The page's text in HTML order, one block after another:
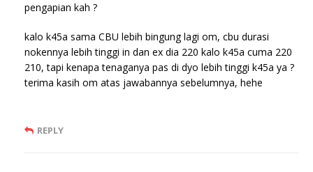
pengapian kah ?
kalo k45a sama CBU lebih bingung lagi om, cbu durasi
nokennya lebih tinggi in dan ex dia 220 kalo k45a cuma 220
210, tapi kenapa tenaganya pas di dyo lebih tinggi k45a ya ?
terima kasih om atas jawabannya sebelumnya, hehe
REPLY